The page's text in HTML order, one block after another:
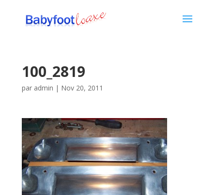
100_2819
par admin | Nov 20, 2011